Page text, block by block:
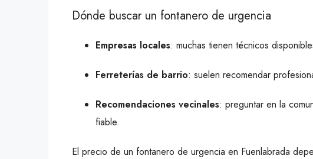
Dónde buscar un fontanero de urgencia
Empresas locales: muchas tienen técnicos
Ferreterías de barrio: suelen recomendar
Recomendaciones vecinales: preguntar en la
fiable.
El precio de un fontanero de urgencia en Fuenlabrada